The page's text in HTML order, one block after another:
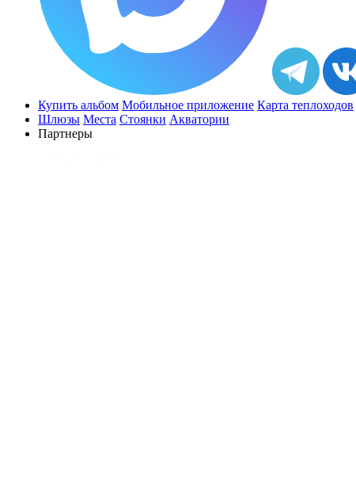
Купить альбом Мобильное приложение Карта теплоходов
Шлюзы Места Стоянки Акватории
Партнеры